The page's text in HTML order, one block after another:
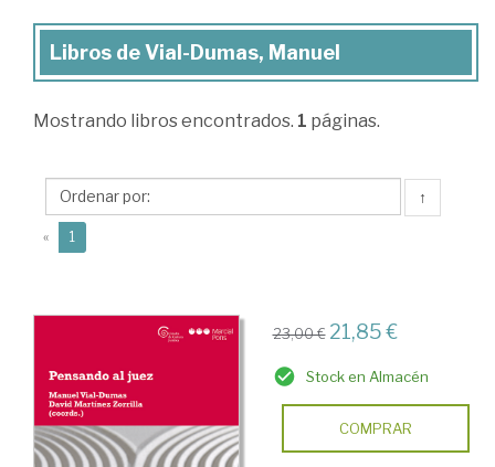
Libros
Vial-
Manuel
Libros de Vial-Dumas, Manuel
Mostrando libros encontrados. 1 páginas.
↑
« 1
23,00 € 21,85 €
Stock en Almacén
COMPRAR